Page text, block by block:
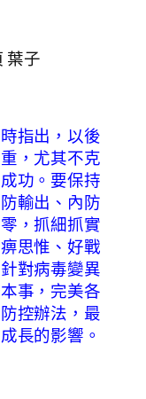
子
指出，以後
，尤其不克
功。要保持
輸出、內防
，抓細抓實
思惟、好戰
對病毒變異
事，完美各
控辦法，最
長的影響。